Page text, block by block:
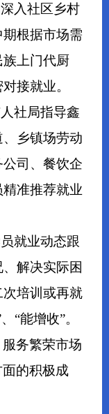
入社区乡村
根据市场需
上门代厨
接就业。
社局指导鑫
乡镇场劳动
司、餐饮企
准推荐就业
就业动态跟
解决实际困
培训或再就
“能增收”。
务繁荣市场
的积极成